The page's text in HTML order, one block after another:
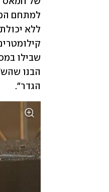
הגדר".